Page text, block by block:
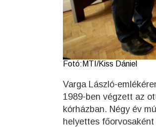
Fotó:MTI/Kiss Dániel
Varga László-
1989-ben végzett az
kórházban. Négy év
helyettes